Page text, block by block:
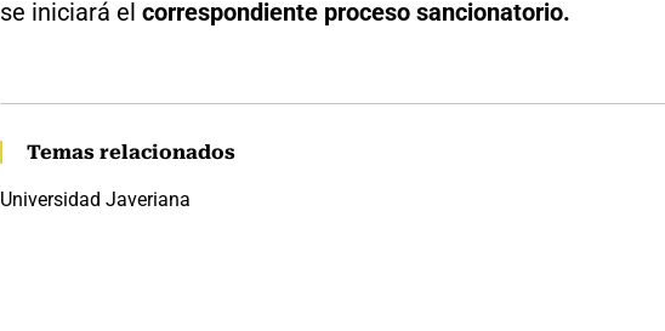
se iniciará el correspondiente proceso sancionatorio.
Temas relacionados
Universidad Javeriana